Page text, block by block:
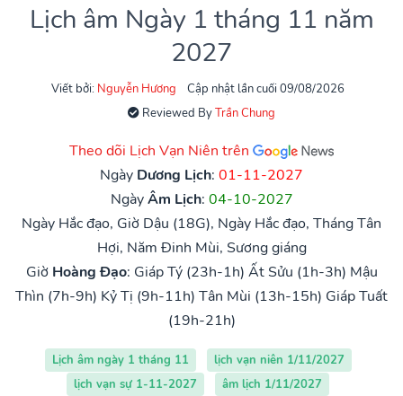
Lịch âm Ngày 1 tháng 11 năm
2027
Viết bởi: Nguyễn Hương
Cập nhật lần cuối 09/08/2026
Reviewed ByTrần Chung
Theo dõi Lịch Vạn Niên trên
Ngày Dương Lịch: 01-11-2027
NgàyÂm Lịch: 04-10-2027
Ngày Hắc đạo, Giờ Dậu (18G), Ngày Hắc đạo, Tháng Tân
Hợi, Năm Đinh Mùi, Sương giáng
Giờ Hoàng Đạo: Giáp Tý (23h-1h) Ất Sửu (1h-3h) Mậu
Thìn (7h-9h) Kỷ Tị (9h-11h) Tân Mùi (13h-15h) Giáp Tuất
(19h-21h)
Lịch âm ngày 1 tháng 11
lịch vạn niên 1/11/2027
lịch vạn sự 1-11-2027
âm lịch 1/11/2027